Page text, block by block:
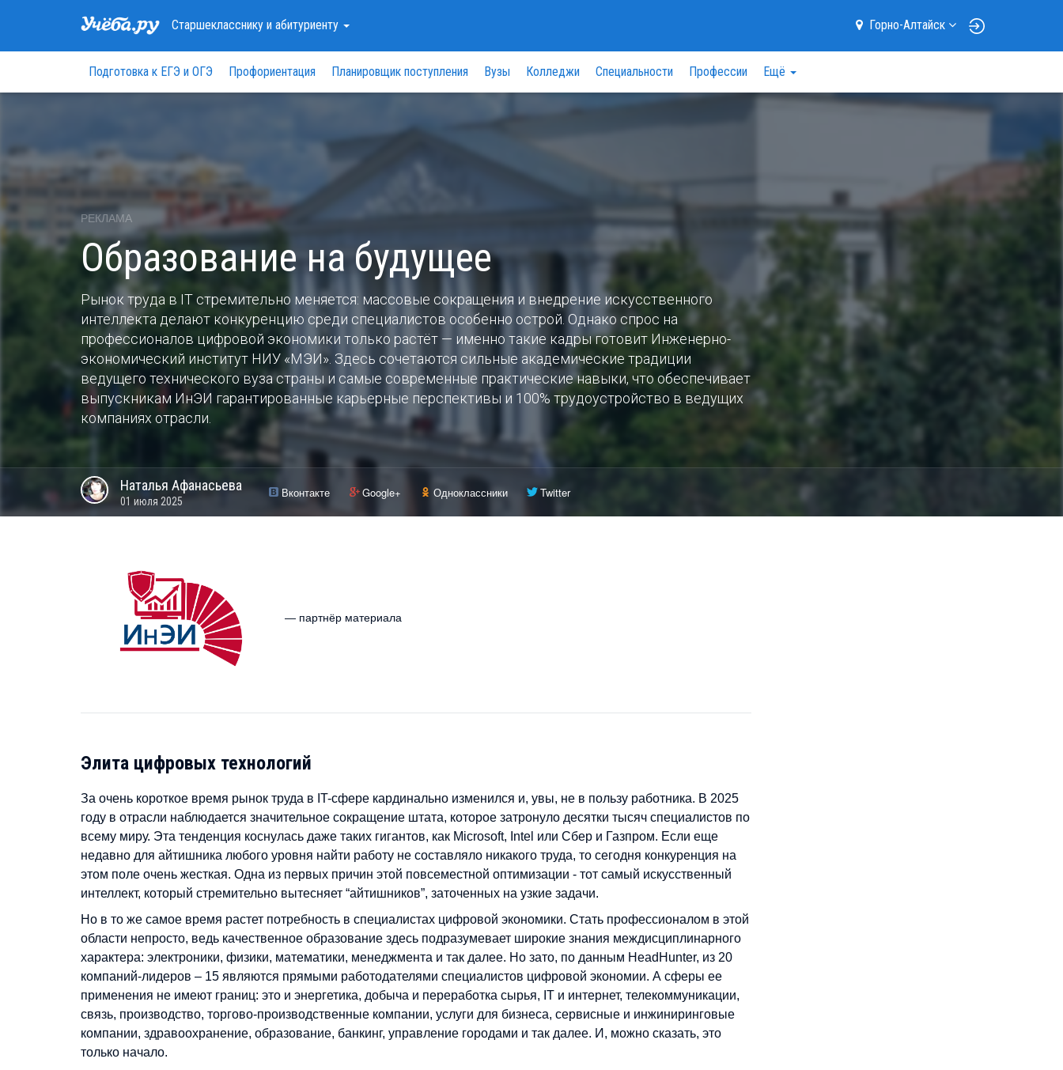
Старшеклассникуи абитуриенту Горно-Алтайск
Подготовка к ЕГЭ и ОГЭ Профориентация Планировщик поступления Вузы Колледжи Специальности Профессии Ещё
РЕКЛАМА
Образование на будущее
Рынок труда в IT стремительно меняется: массовые сокращения и внедрение искусственного
интеллекта делают конкуренцию среди специалистов особенно острой. Однако спрос на
профессионалов цифровой экономики только растёт — именно такие кадры готовит Инженерно-
экономический институт НИУ «МЭИ». Здесь сочетаются сильные академические традиции
ведущего технического вуза страны и самые современные практические навыки, что обеспечивает
выпускникам ИнЭИ гарантированные карьерные перспективы и 100% трудоустройство в ведущих
компаниях отрасли.
Наталья Афанасьева
01 июля 2025
Вконтакте Google+ Одноклассники Twitter
— партнёр материала
Элита цифровых технологий
За очень короткое время рынок труда в IT-сфере кардинально изменился и, увы, не в пользу работника. В 2025
году в отрасли наблюдается значительное сокращение штата, которое затронуло десятки тысяч специалистов по
всему миру. Эта тенденция коснулась даже таких гигантов, как Microsoft, Intel или Сбер и Газпром. Если еще
недавно для айтишника любого уровня найти работу не составляло никакого труда, то сегодня конкуренция на
этом поле очень жесткая. Одна из первых причин этой повсеместной оптимизации - тот самый искусственный
интеллект, который стремительно вытесняет “айтишников”, заточенных на узкие задачи.
Но в то же самое время растет потребность в специалистах цифровой экономики. Стать профессионалом в этой
области непросто, ведь качественное образование здесь подразумевает широкие знания междисциплинарного
характера: электроники, физики, математики, менеджмента и так далее. Но зато, по данным HeadHunter, из 20
компаний-лидеров – 15 являются прямыми работодателями специалистов цифровой экономии. А сферы ее
применения не имеют границ: это и энергетика, добыча и переработка сырья, IT и интернет, телекоммуникации,
связь, производство, торгово-производственные компании, услуги для бизнеса, сервисные и инжиниринговые
компании, здравоохранение, образование, банкинг, управление городами и так далее. И, можно сказать, это
только начало.